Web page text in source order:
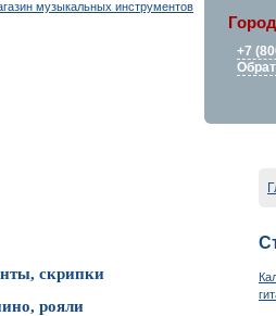
+7
скрипки
рояли